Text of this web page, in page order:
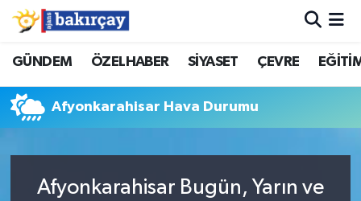
GÜNDEM ÖZELHABER SİYASET ÇEVRE
Afyonkarahisar Hava Durumu
Afyonkarahisar Bugün, Yarın ve
İzmir Nöbetçi Eczaneler
İzmir Hava Durumu
İzmir Trafik Yoğunluk Haritası